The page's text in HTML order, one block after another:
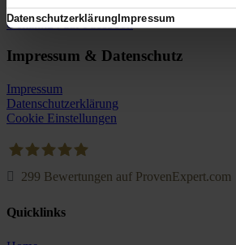
DatenschutzerklärungImpressum
Oeltank24 auf Facebook
Impressum & Datenschutz
Impressum
Datenschutzerklärung
Cookie Einstellungen
299 Bewertungen auf ProvenExpert.com
Quicklinks